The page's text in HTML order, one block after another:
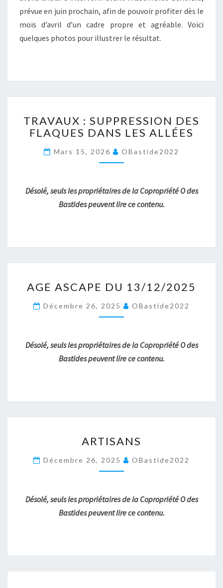
prévue en juin prochain, afin de pouvoir profiter dès le
mois d’avril d’un cadre propre et agréable. Voici
quelques photos pour illustrer le résultat.
:
SUPPRESSION
FLAQUES
DANS
ALLÉES
TRAVAUX : SUPPRESSION DES
FLAQUES DANS LES ALLÉES
Mars 15, 2026 OBastide2022
Désolé, seuls les propriétaires de la Copropriété O des
Bastides peuvent lire ce contenu.
ASCAPE
13/12/2025
AGE ASCAPE DU 13/12/2025
Décembre 26, 2025 OBastide2022
Désolé, seuls les propriétaires de la Copropriété O des
Bastides peuvent lire ce contenu.
ARTISANS
Décembre 26, 2025 OBastide2022
Désolé, seuls les propriétaires de la Copropriété O des
Bastides peuvent lire ce contenu.